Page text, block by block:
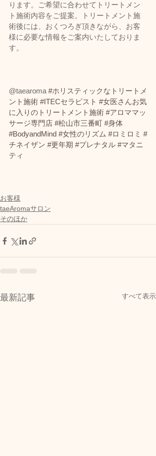
ります。ご希望に合わせてトリートメン
ト施術内容をご提案。トリートメント施
術後には、おくつろぎ頂きながら、お客
様に必要な情報をご案内いたしておりま
す。
@taearoma #ホリスティックなトリートメ
ント施術 #ITECセラピスト #女医さんお気
に入りのトリートメント施術 #アロママッ
サージ専門店 #松山市三番町 #身体
#BodyandMind #女性のリズム #ロミロミ #
チネイザン #更年期 #プレナタル #マタニ
ティ
お客様
taeAromaサロン
そのほか
最新記事 すべて表示